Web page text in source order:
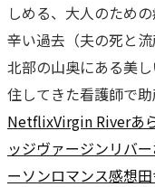
しめる、大人のため
辛い過去（夫の死と
北部の山奥にある美
住してきた看護師で
NetflixVirgin Riverあ
ッジヴァージンリバー
ーソンロマンス感想